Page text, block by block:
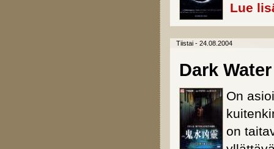
Lue
Tiistai - 24.08.2004
Dark Water
On
on